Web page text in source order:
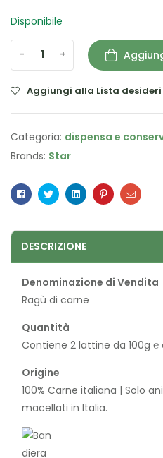
Disponibile
- +
Aggiungi alla Lista desideri
Categoria: dispensa e
Brands: Star
Facebook
TwitterLinkedinPinterestEmail
DESCRIZIONE
Denominazione di Vendita
Ragù di carne
Quantità
Contiene 2 lattine da 100g ℮
Origine
100% Carne italiana | Solo
macellati in Italia.